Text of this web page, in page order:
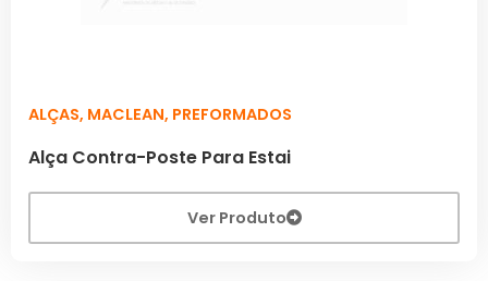
ALÇAS, MACLEAN, PREFORMADOS
Alça Contra-Poste Para Estai
Ver Produto